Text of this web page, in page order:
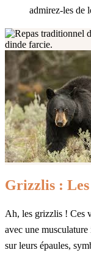
admirez-les de
Grizzlis : Les
Ah, les grizzlis ! Ces
avec une musculature
sur leurs épaules,